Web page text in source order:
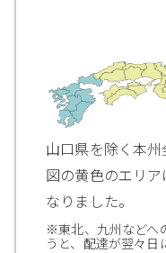
山口県を除く本州
図の黄色のエリ
なりました。
※東北、九州などへ
うと、配達が翌々日